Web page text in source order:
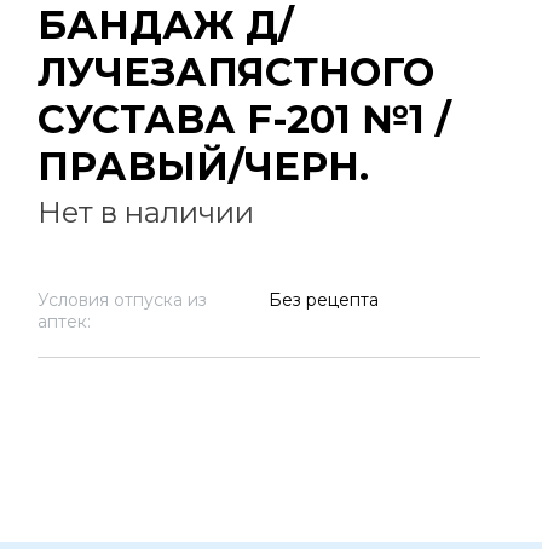
БАНДАЖ Д/
ЛУЧЕЗАПЯСТНОГО
СУСТАВА F-201 №1 /
ПРАВЫЙ/ЧЕРН.
Нет в наличии
Условия отпуска из
аптек:
Без рецепта